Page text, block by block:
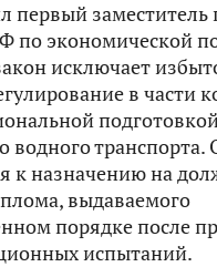
первый заместитель
по экономической
исключает
в части
водного транспорта.
к назначению на
выдаваемого
порядке после
испытаний.